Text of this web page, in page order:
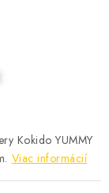
Kokido YUMMY
Viac informácií